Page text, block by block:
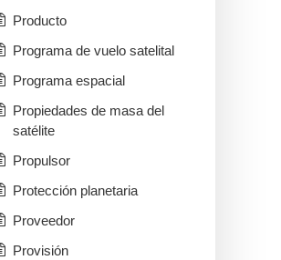
Producto
Programa de vuelo satelital
Programa espacial
Propiedades de masa del
satélite
Propulsor
Protección planetaria
Proveedor
Provisión